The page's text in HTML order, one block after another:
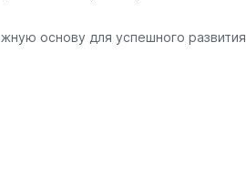
основу для успешного развития